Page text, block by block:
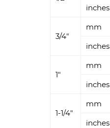
inches
3/4"
mm
inches
1"
mm
inches
1-1/4"
mm
inches